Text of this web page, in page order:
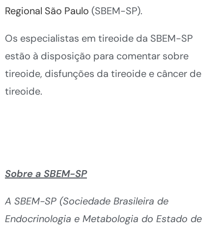
Regional São Paulo (SBEM-SP).
Os especialistas em tireoide da SBEM-SP
estão à disposição para comentar sobre
tireoide, disfunções da tireoide e câncer de
tireoide.
Sobre a SBEM-SP
A SBEM-SP (Sociedade Brasileira de
Endocrinologia e Metabologia do Estado de